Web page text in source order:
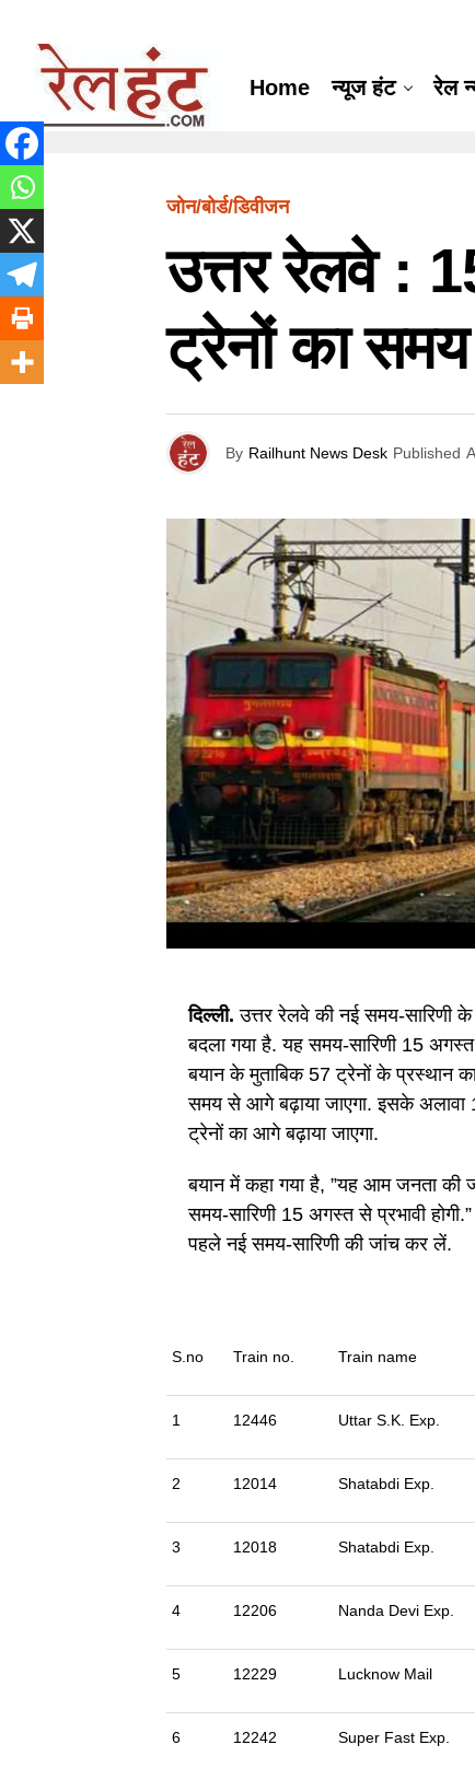
Home न्यूज हंट रेल
जोन/बोर्ड/डिवीजन
उत्तर रेलवे :
ट्रेनों का समय
By Railhunt News Desk Published
दिल्ली. उत्तर रेलवे की नई समय-
बदला गया है. यह समय-सारिणी 15 अगस्त
बयान के मुताबिक 57 ट्रेनों के प्रस्थान
समय से आगे बढ़ाया जाएगा. इसके
ट्रेनों का आगे बढ़ाया जाएगा.
बयान में कहा गया है, ”यह आम जनता की
समय-सारिणी 15 अगस्त से प्रभावी
पहले नई समय-सारिणी की जांच कर लें.
S.no Train no. Train name
1 12446 Uttar S.K. Exp.
2 12014 Shatabdi Exp.
3 12018 Shatabdi Exp.
4 12206 Nanda Devi Exp.
5 12229 Lucknow Mail
6 12242 Super Fast Exp.